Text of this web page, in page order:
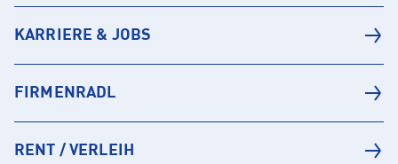
KARRIERE & JOBS
FIRMENRADL
RENT / VERLEIH